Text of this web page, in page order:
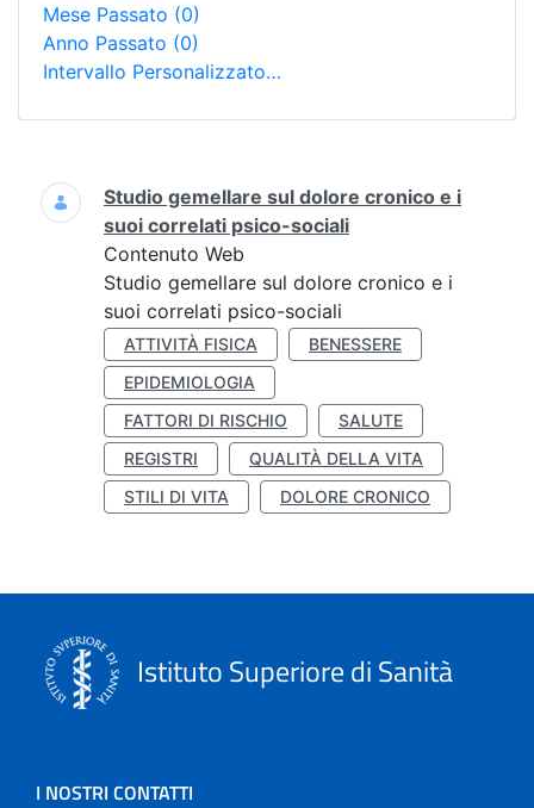
Mese Passato (0)
Anno Passato (0)
Intervallo Personalizzato…
Ricerca
Studio gemellare sul dolore cronico e i
suoi correlati psico-sociali
Contenuto Web
Studio gemellare sul dolore cronico e i
suoi correlati psico-sociali
ATTIVITÀ FISICA
BENESSERE
EPIDEMIOLOGIA
FATTORI DI RISCHIO
SALUTE
REGISTRI
QUALITÀ DELLA VITA
STILI DI VITA
DOLORE CRONICO
Istituto Superiore di Sanità
I NOSTRI CONTATTI